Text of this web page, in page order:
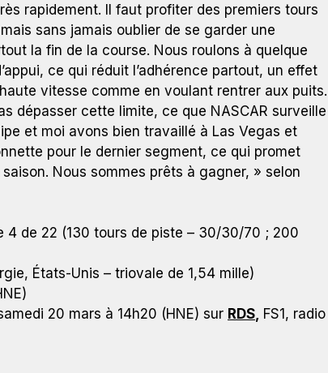
rapidement. Il faut profiter des premiers tours
sans jamais oublier de se garder une
la fin de la course. Nous roulons à quelque
ce qui réduit l’adhérence partout, un effet
vitesse comme en voulant rentrer aux puits.
dépasser cette limite, ce que NASCAR surveille
et moi avons bien travaillé à Las Vegas et
pour le dernier segment, ce qui promet
Nous sommes prêts à gagner, » selon
4 de 22 (130 tours de piste – 30/30/70 ; 200
États-Unis – triovale de 1,54 mille)
20 mars à 14h20 (HNE) sur RDS FS1, radio